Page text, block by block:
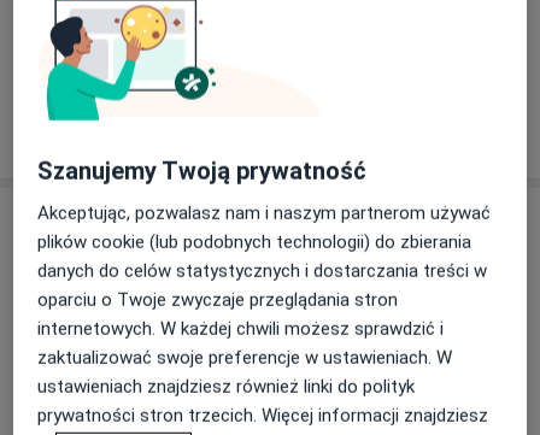
szkolenia: “Model hipnoterapii ericksonowskiej” J. Zeig,
“Praca transowa z trudnymi przypadkami” B.A.
Erickson, ”Spotkanie, zasoby, proces” nauczyciele
Polskiego Instytutu Ericksonowskiego, „Coaching i
Gilligan, R. Dilts; „Praca transowa z trudnymi
przypadkami” B. A. Erickson, E. Greenleaf.
Rodzaje konsultacji
Stacjonarne
Usługi i ceny
Konsultacja psychologiczna
Szczegóły
Coaching
Szczegóły
Szanujemy Twoją prywatność
Akceptując, pozwalasz nam i naszym partnerom używać
plików cookie (lub podobnych technologii) do zbierania
danych do celów statystycznych i dostarczania treści w
oparciu o Twoje zwyczaje przeglądania stron
internetowych. W każdej chwili możesz sprawdzić i
zaktualizować swoje preferencje w ustawieniach. W
ustawieniach znajdziesz również linki do polityk
prywatności stron trzecich. Więcej informacji znajdziesz